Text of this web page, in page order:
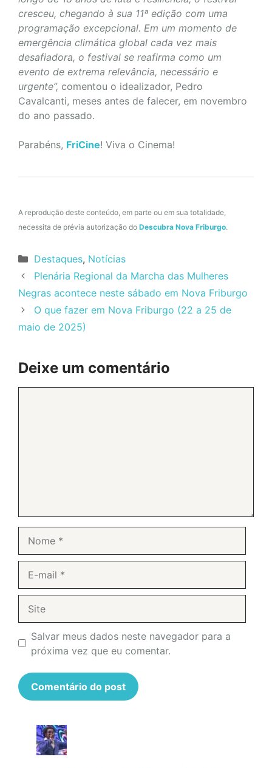
cresceu, chegando à sua 11ª edição com uma
programação excepcional. Em um momento de
emergência climática global cada vez mais
desafiadora, o festival se reafirma como um
evento de extrema relevância, necessário e
urgente”, comentou o idealizador, Pedro
Cavalcanti, meses antes de falecer, em novembro
do ano passado.
Parabéns, FriCine! Viva o Cinema!
A reprodução deste conteúdo, em parte ou em sua totalidade,
necessita de prévia autorização do Descubra Nova Friburgo.
Categorias
Destaques, Notícias
Plenária Regional da Marcha das Mulheres
Negras acontece neste sábado em Nova Friburgo
O que fazer em Nova Friburgo (22 a 25 de
maio de 2025)
Deixe um comentário
mail
Salvar meus dados neste navegador para a
próxima vez que eu comentar.